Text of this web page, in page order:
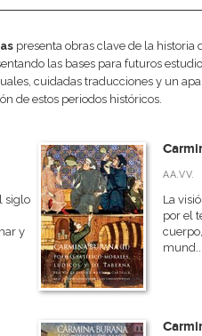
presenta obras clave de la
las bases para futuros
cuidadas traducciones y un
de estos periodos históricos.
siglo
y
AA.VV.
La
por el
mund...